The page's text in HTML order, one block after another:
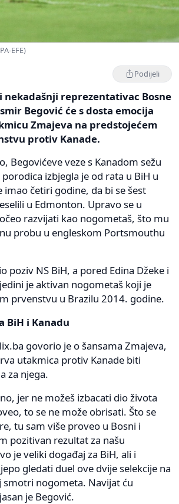
EFE)
Podijeli
nekadašnji reprezentativac Bosne
Begović će s dosta emocija
Zmajeva na predstojećem
protiv Kanade.
Begovićeve veze s Kanadom sežu
izbjegla je od rata u BiH u
imao četiri godine, da bi se šest
u Edmonton. Upravo se u
razvijati kao nogometaš, što mu
probu u engleskom Portsmouthu
poziv NS BiH, a pored Edina Džeke i
je aktivan nogometaš koji je
prvenstvu u Brazilu 2014. godine.
BiH i Kanadu
govorio je o šansama Zmajeva,
utakmica protiv Kanade biti
za njega.
jer ne možeš izbacati dio života
to se ne može obrisati. Što se
tu sam više proveo u Bosni i
pozitivan rezultat za našu
je veliki događaj za BiH, ali i
gledati duel ove dvije selekcije na
smotri nogometa. Navijat ću
je Begović.